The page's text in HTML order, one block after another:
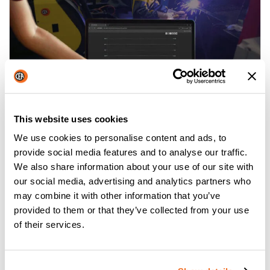
This website uses cookies
We use cookies to personalise content and ads, to
provide social media features and to analyse our traffic.
We also share information about your use of our site with
our social media, advertising and analytics partners who
may combine it with other information that you’ve
provided to them or that they’ve collected from your use
of their services.
CWS: CEA WELDING SUPERVISOR
Mehr lesen